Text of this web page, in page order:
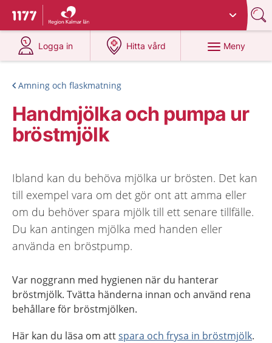
Till startsidan för 1177
Du har valt region
Logga in
på 1177.se
Hitta vård
på 1177.se
Meny
Amning och flaskmatning
Handmjölka och pumpa ur
bröstmjölk
Ibland kan du behöva mjölka ur brösten. Det kan
till exempel vara om det gör ont att amma eller
om du behöver spara mjölk till ett senare tillfälle.
Du kan antingen mjölka med handen eller
använda en bröstpump.
Var noggrann med hygienen när du hanterar
bröstmjölk. Tvätta händerna innan och använd rena
behållare för bröstmjölken.
Här kan du läsa om attspara och frysa in bröstmjölk.